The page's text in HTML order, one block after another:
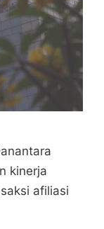
kinerja
afiliasi